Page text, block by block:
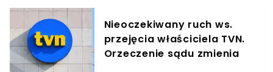
Nieoczekiwany ruch ws.
przejęcia właściciela TVN.
Orzeczenie sądu zmienia